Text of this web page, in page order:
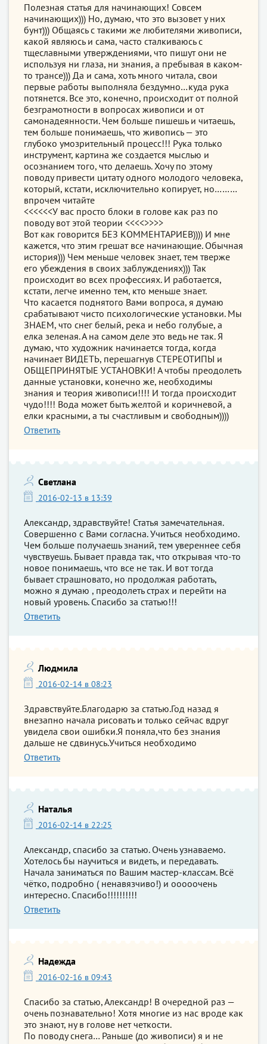
Полезная статья для начинающих! Совсем
начинающих))) Но, думаю, что это вызовет у них
бунт))) Общаясь с такими же любителями живописи,
какой являюсь и сама, часто сталкиваюсь с
тщеславными утверждениями, что пишут они не
используя ни глаза, ни знания, а пребывая в каком-
то трансе))) Да и сама, хоть много читала, свои
первые работы выполняла бездумно…куда рука
потянется. Все это, конечно, происходит от полной
безграмотности в вопросах живописи и от
самонадеянности. Чем больше пишешь и читаешь,
тем больше понимаешь, что живопись — это
глубоко умозрительный процесс!!! Рука только
инструмент, картина же создается мыслью и
осознанием того, что делаешь. Хочу по этому
поводу привести цитату одного молодого человека,
который, кстати, исключительно копирует, но………
впрочем читайте
<<<<<<У вас просто блоки в голове как раз по
поводу вот этой теории <<<<>>>>
Вот как говорится БЕЗ КОММЕНТАРИЕВ)))) И мне
кажется, что этим грешат все начинающие. Обычная
история))) Чем меньше человек знает, тем тверже
его убеждения в своих заблуждениях))) Так
происходит во всех профессиях. И работается,
кстати, легче именно тем, кто меньше знает.
Что касается поднятого Вами вопроса, я думаю
срабатывают чисто психологические установки. Мы
ЗНАЕМ, что снег белый, река и небо голубые, а
елка зеленая. А на самом деле это ведь не так. Я
думаю, что художник начинается тогда, когда
начинает ВИДЕТЬ, перешагнув СТЕРЕОТИПЫ и
ОБЩЕПРИНЯТЫЕ УСТАНОВКИ! А чтобы преодолеть
данные установки, конечно же, необходимы
знания и теория живописи!!!! И тогда происходит
чудо!!!! Вода может быть желтой и коричневой, а
елки красными, а ты счастливым и свободным))))
Ответить
Светлана
2016-02-13 в 13:39
Александр, здравствуйте! Статья замечательная.
Совершенно с Вами согласна. Учиться необходимо.
Чем больше получаешь знаний, тем увереннее себя
чувствуешь. Бывает правда так, что открывая что-то
новое понимаешь, что все не так. И вот тогда
бывает страшновато, но продолжая работать,
можно я думаю , преодолеть страх и перейти на
новый уровень. Спасибо за статью!!!
Ответить
Людмила
2016-02-14 в 08:23
Здравствуйте.Благодарю за статью.Год назад я
внезапно начала рисовать и только сейчас вдруг
увидела свои ошибки.Я поняла,что без знания
дальше не сдвинусь.Учиться необходимо
Ответить
Наталья
2016-02-14 в 22:25
Александр, спасибо за статью. Очень узнаваемо.
Хотелось бы научиться и видеть, и передавать.
Начала заниматься по Вашим мастер-классам. Всё
чётко, подробно ( ненавязчиво!) и ооооочень
интересно. Спасибо!!!!!!!!!!
Ответить
Надежда
2016-02-16 в 09:43
Спасибо за статью, Александр! В очередной раз —
очень познавательно! Хотя многие из нас вроде как
это знают, ну в голове нет четкости.
По поводу снега… Раньше (до живописи) я и не